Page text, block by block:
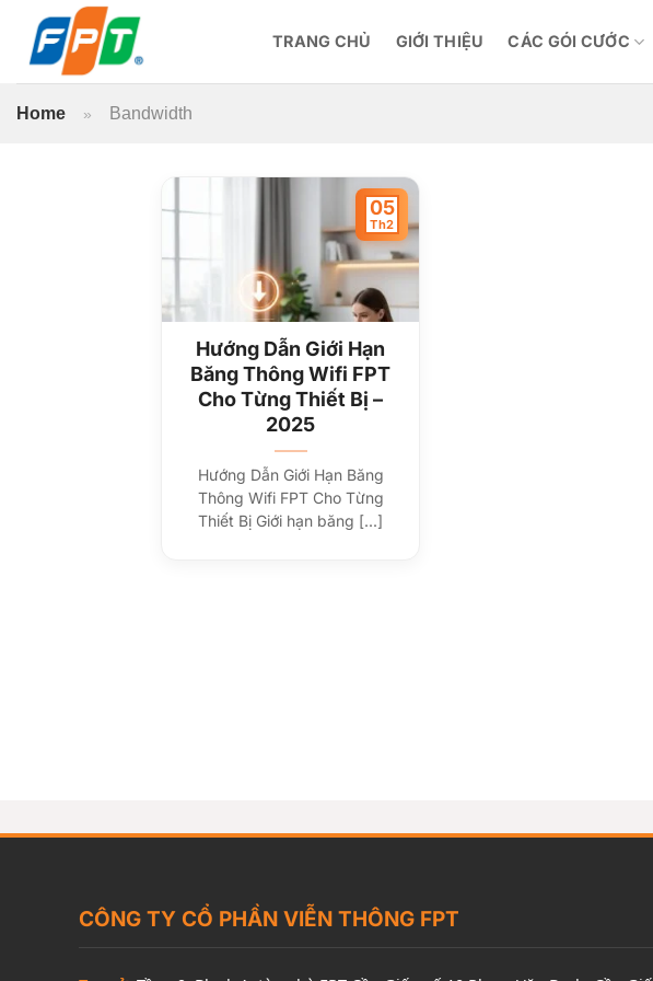
TRANG CHỦ GIỚI THIỆU CÁC GÓI CƯỚC
Home » Bandwidth
Hướng Dẫn Giới Hạn
Băng Thông Wifi FPT
Cho Từng Thiết Bị –
2025
Hướng Dẫn Giới Hạn Băng
Thông Wifi FPT Cho Từng
Thiết Bị Giới hạn băng [...]
05
Th2
CÔNG TY CỔ PHẦN VIỄN THÔNG FPT